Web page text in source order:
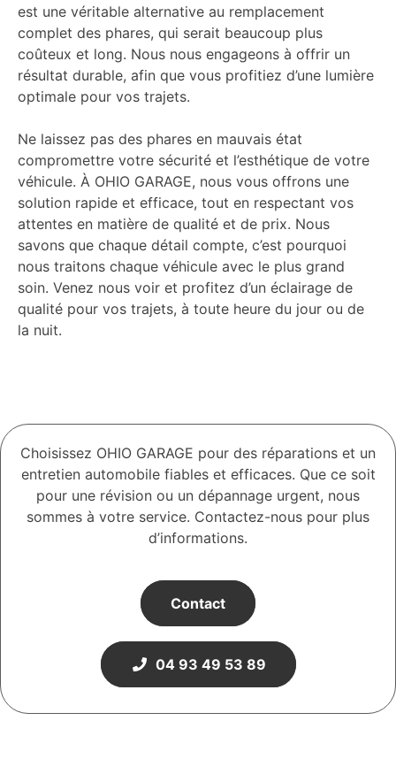
est une véritable alternative au remplacement
complet des phares, qui serait beaucoup plus
coûteux et long. Nous nous engageons à offrir un
résultat durable, afin que vous profitiez d’une lumière
optimale pour vos trajets.
Ne laissez pas des phares en mauvais état
compromettre votre sécurité et l’esthétique de votre
véhicule. À OHIO GARAGE, nous vous offrons une
solution rapide et efficace, tout en respectant vos
attentes en matière de qualité et de prix. Nous
savons que chaque détail compte, c’est pourquoi
nous traitons chaque véhicule avec le plus grand
soin. Venez nous voir et profitez d’un éclairage de
qualité pour vos trajets, à toute heure du jour ou de
la nuit.
Choisissez OHIO GARAGE pour des réparations et un
entretien automobile fiables et efficaces. Que ce soit
pour une révision ou un dépannage urgent, nous
sommes à votre service. Contactez-nous pour plus
d’informations.
Contact
04 93 49 53 89